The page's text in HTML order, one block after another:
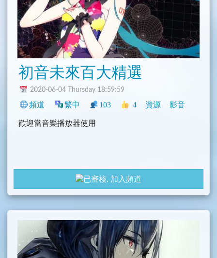
初音未來百大精選
2020-06-04 Thursday 18:59:59
頻道 繁中 103 4 資源 影音
歡迎當音樂播放器使用
加入頻道